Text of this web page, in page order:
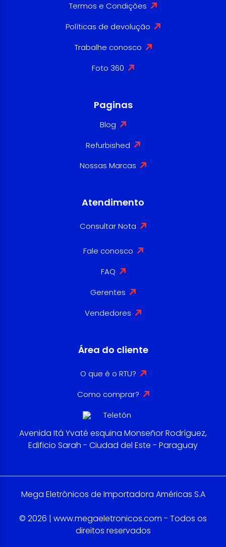
Termos e Condições
Políticas de devolução
Trabalhe conosco
Foto 360
Paginas
Blog
Refurbished
Nossas Marcas
Atendimento
Consultar Nota
Fale conosco
FAQ
Gerentes
Vendedores
Área do cliente
O que é o RTU?
Como comprar?
Avenida Itá Yvaté esquina Monseñor Rodríguez,
Edificio Sarah - Ciudad del Este - Paraguay
Mega Eletrônicos de Importadora Américas S.A
© 2026 | www.megaeletronicos.com - Todos os
direitos reservados